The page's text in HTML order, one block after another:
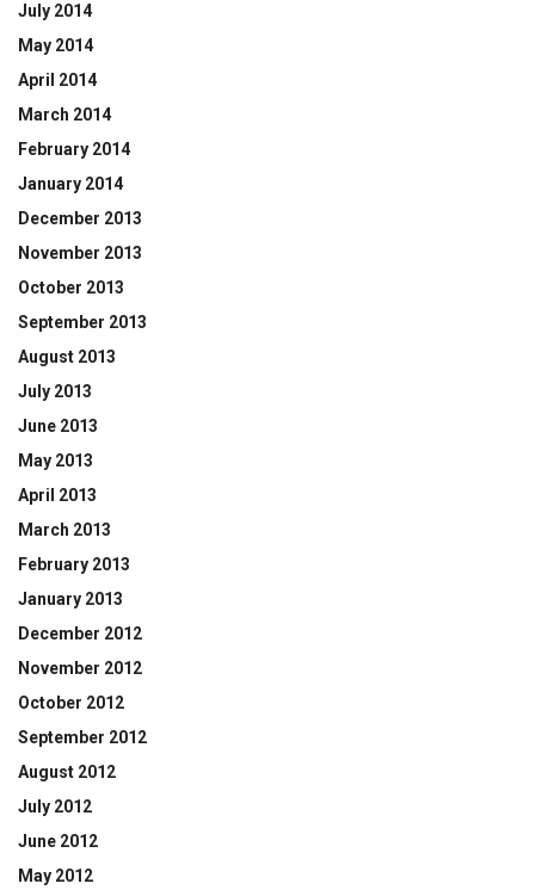
July 2014
May 2014
April 2014
March 2014
February 2014
January 2014
December 2013
November 2013
October 2013
September 2013
August 2013
July 2013
June 2013
May 2013
April 2013
March 2013
February 2013
January 2013
December 2012
November 2012
October 2012
September 2012
August 2012
July 2012
June 2012
May 2012